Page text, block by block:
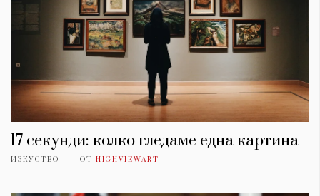
17 секунди: колко гледаме една картина
ИЗКУСТВО ОТ HIGHVIEWART